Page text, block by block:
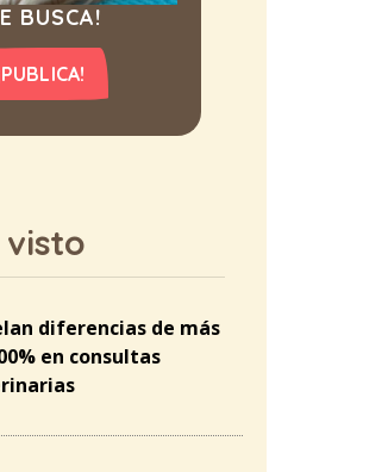
BUSCA!
visto
diferencias de más
en consultas